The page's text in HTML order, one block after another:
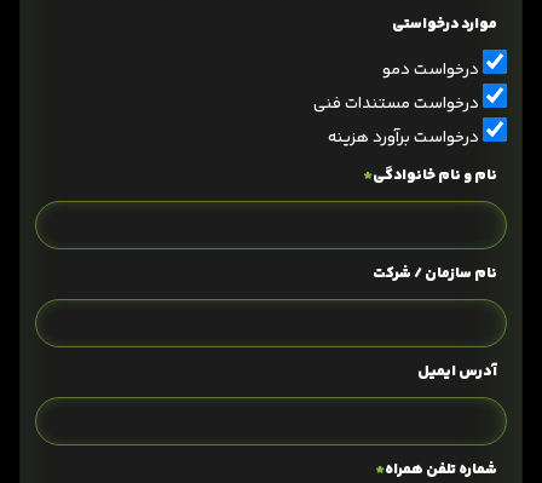
موارد درخواستی
درخواست دمو
درخواست مستندات فنی
درخواست برآورد هزینه
نام و نام خانوادگی*
نام سازمان / شرکت
آدرس ایمیل
شماره تلفن همراه*